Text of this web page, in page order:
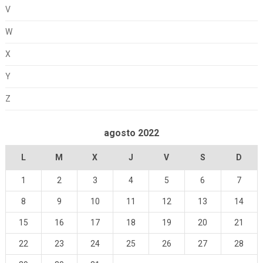
V
W
X
Y
Z
agosto 2022
L M X J V S D
1 2 3 4 5 6 7
8 9 10 11 12 13 14
15 16 17 18 19 20 21
22 23 24 25 26 27 28